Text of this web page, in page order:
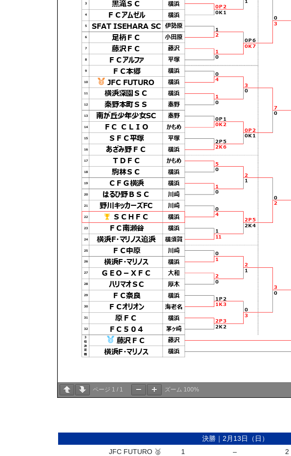
ページ 1 / 1 ズーム 100%
決勝｜2月13日（日）
JFC FUTURO 🥈
1 – 2